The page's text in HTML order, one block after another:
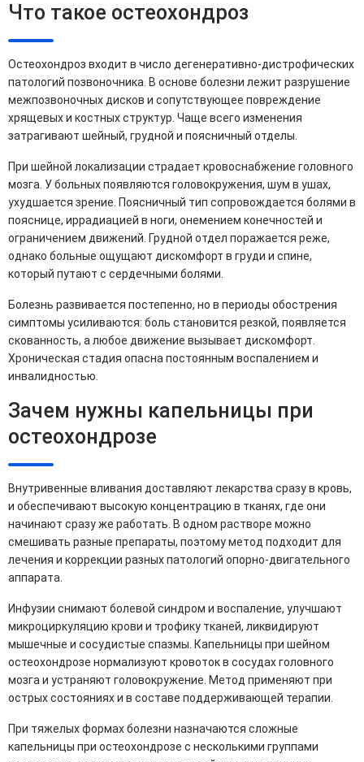
Что такое остеохондроз
Остеохондроз входит в число дегенеративно-дистрофических
патологий позвоночника. В основе болезни лежит разрушение
межпозвоночных дисков и сопутствующее повреждение
хрящевых и костных структур. Чаще всего изменения
затрагивают шейный, грудной и поясничный отделы.
При шейной локализации страдает кровоснабжение головного
мозга. У больных появляются головокружения, шум в ушах,
ухудшается зрение. Поясничный тип сопровождается болями в
пояснице, иррадиацией в ноги, онемением конечностей и
ограничением движений. Грудной отдел поражается реже,
однако больные ощущают дискомфорт в груди и спине,
который путают с сердечными болями.
Болезнь развивается постепенно, но в периоды обострения
симптомы усиливаются: боль становится резкой, появляется
скованность, а любое движение вызывает дискомфорт.
Хроническая стадия опасна постоянным воспалением и
инвалидностью.
Зачем нужны капельницы при
остеохондрозе
Внутривенные вливания доставляют лекарства сразу в кровь,
и обеспечивают высокую концентрацию в тканях, где они
начинают сразу же работать. В одном растворе можно
смешивать разные препараты, поэтому метод подходит для
лечения и коррекции разных патологий опорно-двигательного
аппарата.
Инфузии снимают болевой синдром и воспаление, улучшают
микроциркуляцию крови и трофику тканей, ликвидируют
мышечные и сосудистые спазмы. Капельницы при шейном
остеохондрозе нормализуют кровоток в сосудах головного
мозга и устраняют головокружение. Метод применяют при
острых состояниях и в составе поддерживающей терапии.
При тяжелых формах болезни назначаются сложные
капельницы при остеохондрозе с несколькими группами